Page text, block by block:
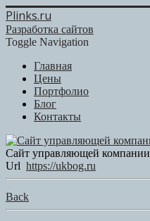
Plinks.ru
Разработка сайтов
Toggle Navigation
Главная
Цены
Портфолио
Блог
Контакты
Сайт управляющей компании
Url https://ukbog.ru
Back